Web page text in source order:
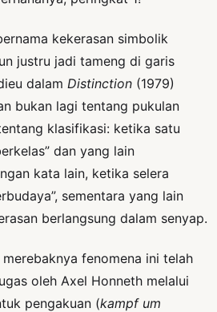
kekerasan simbolik
justru jadi tameng di garis
dalam Distinction (1979)
bukan lagi tentang pukulan
klasifikasi: ketika satu
dan yang lain
kata lain, ketika selera
sementara yang lain
berlangsung dalam senyap.
fenomena ini telah
oleh Axel Honneth melalui
pengakuan (kampf um